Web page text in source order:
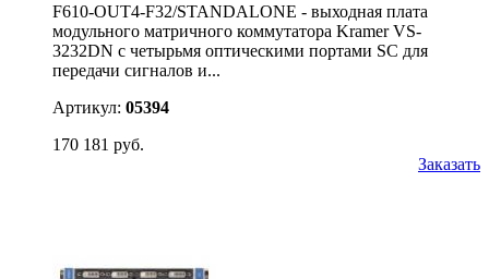
F610-OUT4-F32/STANDALONE - выходная плата
модульного матричного коммутатора Kramer VS-
3232DN с четырьмя оптическими портами SC для
передачи сигналов и...
Артикул: 05394
170 181 руб.
Заказать